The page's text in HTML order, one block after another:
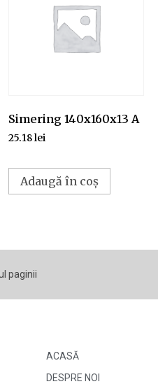
Simering 140x160x13 A
25.18lei
Adaugă în coș
paginii
ACASĂ
DESPRE NOI